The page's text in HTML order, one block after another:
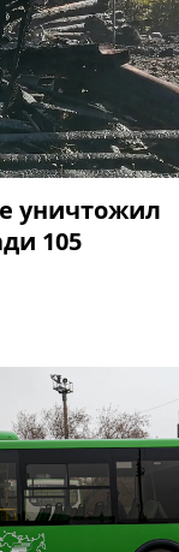
уничтожил
105